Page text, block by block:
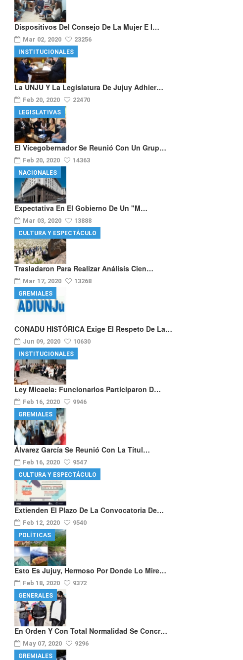
Dispositivos Del Consejo De La Mujer E I…
Mar 02, 2020 23256
La UNJU Y La Legislatura De Jujuy Adhier…
Feb 20, 2020 22470
INSTITUCIONALES
El Vicegobernador Se Reunió Con Un Grup…
Feb 20, 2020 14363
LEGISLATIVAS
Expectativa En El Gobierno De Un "m…
Mar 03, 2020 13888
NACIONALES
Trasladaron Para Realizar Análisis Cien…
Mar 17, 2020 13268
CULTURA Y ESPECTÁCULO
CONADU HISTÓRICA Exige El Respeto De La…
Jun 09, 2020 10630
GREMIALES
Ley Micaela: Funcionarios Participaron D…
Feb 16, 2020 9946
INSTITUCIONALES
Álvarez García Se Reunió Con La Titul…
Feb 16, 2020 9547
GREMIALES
Extienden El Plazo De La Convocatoria De…
Feb 12, 2020 9540
CULTURA Y ESPECTÁCULO
Esto Es Jujuy, Hermoso Por Donde Lo Mire…
Feb 18, 2020 9372
POLÍTICAS
En Orden Y Con Total Normalidad Se Concr…
May 07, 2020 9296
GENERALES
GREMIALES